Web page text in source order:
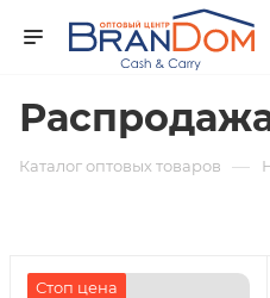
Каталог оптовых товаров —
Стоп цена